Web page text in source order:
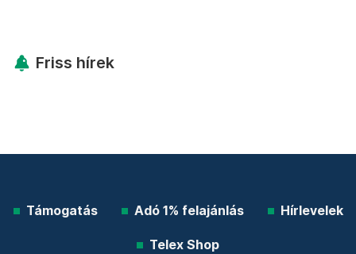
Friss hírek
Támogatás Adó 1% felajánlás Hírlevelek
Telex Shop